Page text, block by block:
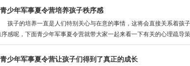
青少年军事夏令营培养孩子秩序感
子的培养一直是人们特别关心与在意的事情，这将会直接关系着孩
序感呢，下面青少年军事夏令营就带大家一起来看一下有关的心理疏导策
青少年军事夏令营让孩子们得到了真正的成长